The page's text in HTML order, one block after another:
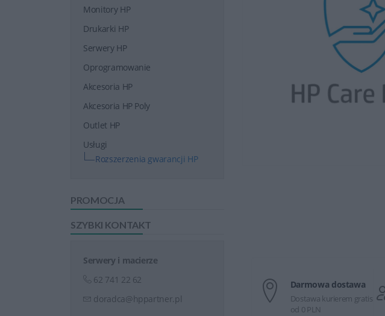
Monitory HP
Drukarki HP
Serwery HP
Oprogramowanie
Akcesoria HP
Akcesoria HP Poly
Outlet HP
Usługi
Rozszerzenia gwarancji HP
PROMOCJA
SZYBKI KONTAKT
Serwery i macierze
62 741 22 62
doradca@hppartner.pl
Darmowa dostawa
Dostawa kurierem gratis
od 0 PLN